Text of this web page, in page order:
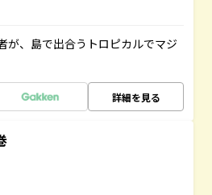
が、島で出合うトロピカルでマジ
詳細を見る